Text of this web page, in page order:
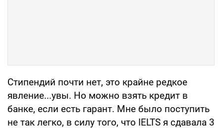
Стипендий почти нет, это крайне редкое
явление...увы. Но можно взять кредит в
банке, если есть гарант. Мне было поступить
не так легко, в силу того, что IELTS я сдавала 3